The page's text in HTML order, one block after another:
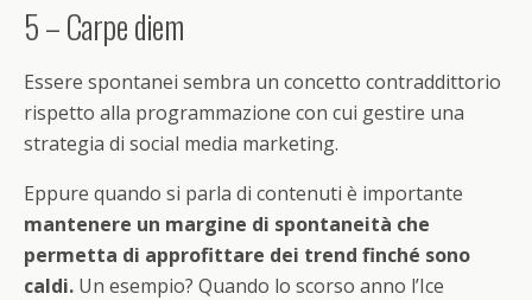
5 – Carpe diem
Essere spontanei sembra un concetto contraddittorio
rispetto alla programmazione con cui gestire una
strategia di social media marketing.
Eppure quando si parla di contenuti è importante
mantenere un margine di spontaneità che
permetta di approfittare dei trend finché sono
caldi. Un esempio? Quando lo scorso anno l’Ice